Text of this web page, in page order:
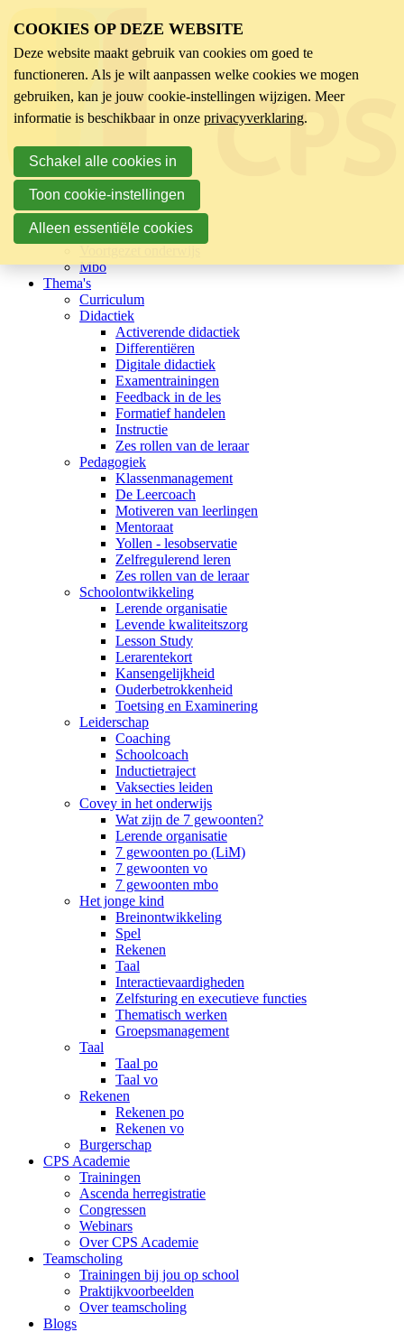
Sector
Kinderopvang
Basisonderwijs
Mbo
Thema's
Curriculum
Didactiek
Activerende didactiek
Differentiëren
Digitale didactiek
Examentrainingen
Feedback in de les
Formatief handelen
Instructie
Zes rollen van de leraar
Pedagogiek
Klassenmanagement
De Leercoach
Motiveren van leerlingen
Mentoraat
Yollen - lesobservatie
Zelfregulerend leren
Zes rollen van de leraar
Schoolontwikkeling
Lerende organisatie
Levende kwaliteitszorg
Lesson Study
Lerarentekort
Kansengelijkheid
Ouderbetrokkenheid
Toetsing en Examinering
Leiderschap
Coaching
Schoolcoach
Inductietraject
Vaksecties leiden
Covey in het onderwijs
Wat zijn de 7 gewoonten?
Lerende organisatie
7 gewoonten po (LiM)
7 gewoonten vo
7 gewoonten mbo
Het jonge kind
Breinontwikkeling
Spel
Rekenen
Taal
Interactievaardigheden
Zelfsturing en executieve functies
Thematisch werken
Groepsmanagement
Taal
Taal po
Taal vo
Rekenen
Rekenen po
Rekenen vo
Burgerschap
CPS Academie
Trainingen
Ascenda herregistratie
Congressen
Webinars
Over CPS Academie
Teamscholing
Trainingen bij jou op school
Praktijkvoorbeelden
Over teamscholing
Blogs
COOKIES OP DEZE WEBSITE
Deze website maakt gebruik van cookies om goed te
functioneren. Als je wilt aanpassen welke cookies we mogen
gebruiken, kan je jouw cookie-instellingen wijzigen. Meer
informatie is beschikbaar in onze privacyverklaring.
Schakel alle cookies in
Toon cookie-instellingen
Alleen essentiële cookies